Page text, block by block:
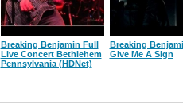
Breaking Benjamin Full
Live Concert Bethlehem
Pennsylvania (HDNet)
Breaking
Give Me A Sign